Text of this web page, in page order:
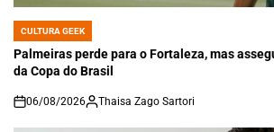
POSTED
IN
CULTURA GEEK
Palmeiras perde para o Fortaleza, mas
da Copa do Brasil
on
06/08/2026 Thaisa Zago Sartori